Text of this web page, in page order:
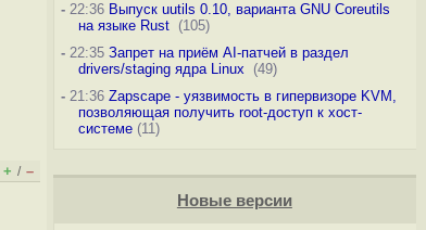
+ / –
-22:36 Выпуск uutils 0.10, варианта GNU Coreutils
на языке Rust (105)
-22:35 Запрет на приём AI-патчей в раздел
drivers/staging ядра Linux
(49)
-21:36 Zapscape - уязвимость в гипервизоре KVM,
позволяющая получить root-доступ к хост-
системе(11)
Новые версии